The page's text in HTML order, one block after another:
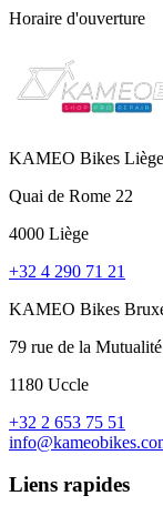
Horaire d'ouverture
KAMEO Bikes Liège
Quai de Rome 22
4000 Liège
+32 4 290 71 21
KAMEO Bikes
79 rue de la Mutualité
1180 Uccle
+32 2 653 75 51
Liens rapides